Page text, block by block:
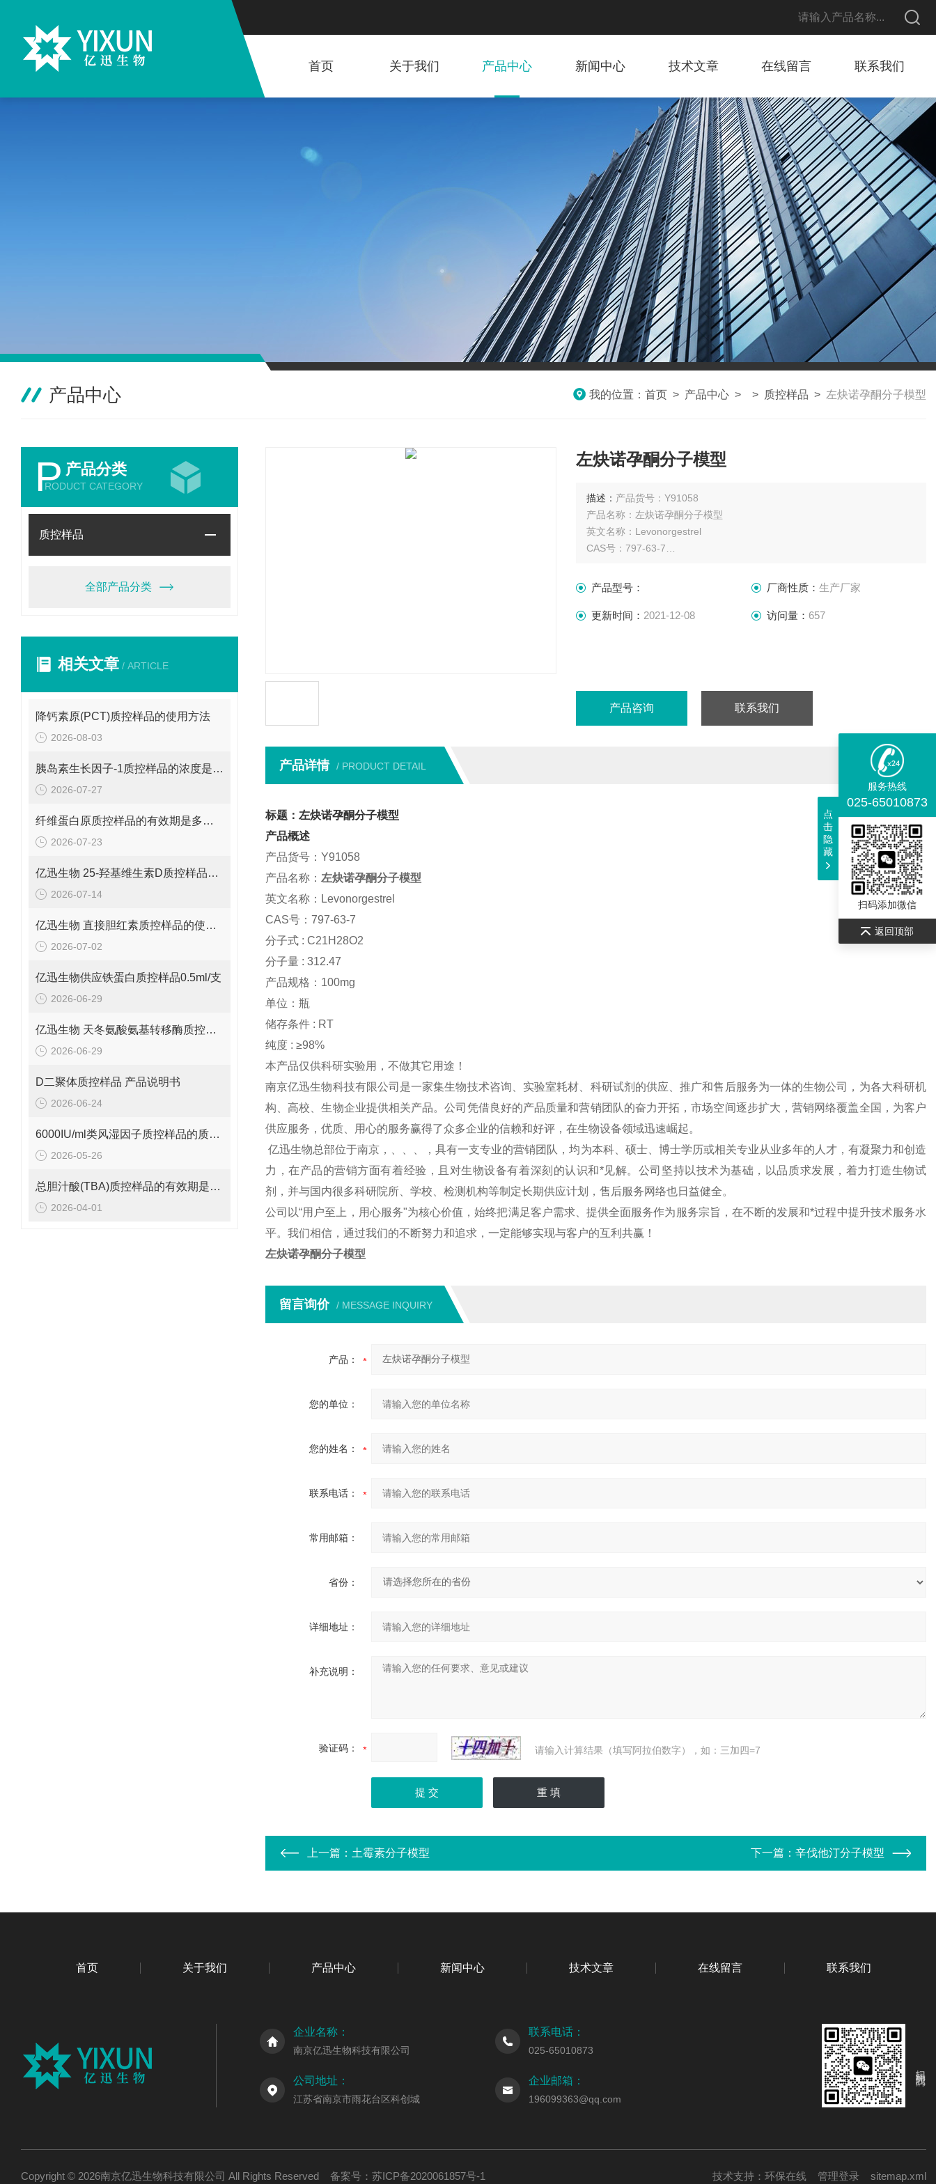
首页 关于我们 产品中心 新闻中心 技术文章 在线留言 联系我们
产品中心 我的位置： 首页 > 产品中心 > > 质控样品 > 左炔诺孕酮分子模型
P 产品分类
RODUCT CATEGORY
质控样品
全部产品分类
相关文章 / ARTICLE
降钙素原(PCT)质控样品的使用方法
2026-08-03
胰岛素生长因子-1质控样品的浓度是多少呢？
2026-07-27
纤维蛋白原质控样品的有效期是多久呢？
2026-07-23
亿迅生物 25-羟基维生素D质控样品的浓度是多少呢？
2026-07-14
亿迅生物 直接胆红素质控样品的使用方法
2026-07-02
亿迅生物供应铁蛋白质控样品0.5ml/支
2026-06-29
亿迅生物 天冬氨酸氨基转移酶质控样品的质控靶值是多少呢？
2026-06-29
D二聚体质控样品 产品说明书
2026-06-24
6000IU/ml类风湿因子质控样品的质控范围是多少呢？
2026-05-26
总胆汁酸(TBA)质控样品的有效期是多久呢？
2026-04-01
左炔诺孕酮分子模型
描述： 产品货号：Y91058
产品名称：左炔诺孕酮分子模型
英文名称：Levonorgestrel
CAS号：797-63-7
分子量 : 312.47
单位：瓶
产品型号： 厂商性质： 生产厂家
更新时间： 2021-12-08 访问量： 657
产品咨询 联系我们
产品详情 / PRODUCT DETAIL
标题：左炔诺孕酮分子模型
产品概述
产品货号：Y91058
产品名称： 左炔诺孕酮分子模型
英文名称：Levonorgestrel
CAS号：797-63-7
分子式 : C21H28O2
分子量 : 312.47
产品规格：100mg
单位：瓶
储存条件 : RT
纯度 : ≥98%
本产品仅供科研实验用，不做其它用途！
南京亿迅生物科技有限公司是一家集生物技术咨询、实验室耗材、科研试剂的供应、推广和售后服务为一体的生物公司，为各大科研机
构、高校、生物企业提供相关产品。公司凭借良好的产品质量和营销团队的奋力开拓，市场空间逐步扩大，营销网络覆盖全国，为客户
供应服务，优质、用心的服务赢得了众多企业的信赖和好评，在生物设备领域迅速崛起。
亿迅生物总部位于南京，、、、，具有一支专业的营销团队，均为本科、硕士、博士学历或相关专业从业多年的人才，有凝聚力和创造
力，在产品的营销方面有着经验，且对生物设备有着深刻的认识和*见解。公司坚持以技术为基础，以品质求发展，着力打造生物试
剂，并与国内很多科研院所、学校、检测机构等制定长期供应计划，售后服务网络也日益健全。
公司以“用户至上，用心服务"为核心价值，始终把满足客户需求、提供全面服务作为服务宗旨，在不断的发展和*过程中提升技术服务水
平。我们相信，通过我们的不断努力和追求，一定能够实现与客户的互利共赢！
左炔诺孕酮分子模型
留言询价 / MESSAGE INQUIRY
产品：
您的单位：
您的姓名：
联系电话：
常用邮箱：
省份：
详细地址：
补充说明：
验证码： 请输入计算结果（填写阿拉伯数字），如：三加四=7
上一篇： 土霉素分子模型 下一篇： 辛伐他汀分子模型
首页 关于我们 产品中心 新闻中心 技术文章 在线留言 联系我们
企业名称：
南京亿迅生物科技有限公司
联系电话：
025-65010873
公司地址：
江苏省南京市雨花台区科创城
企业邮箱：
196099363@qq.com
Copyright © 2026南京亿迅生物科技有限公司 All Rights Reserved 备案号： 苏ICP备2020061857号-1 技术支持： 环保在线 管理登录 sitemap.xml
服务热线
025-65010873
扫码添加微信
返回顶部
点
击
隐
藏